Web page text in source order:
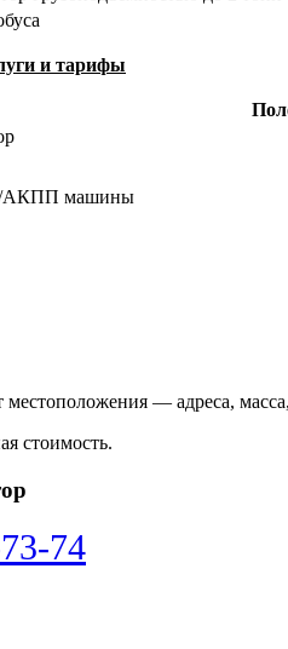
и тарифы
АКПП машины
местоположения — адреса,
стоимость.
74